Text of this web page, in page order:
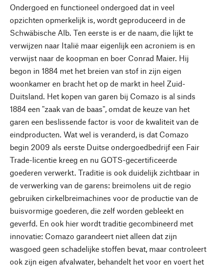
Ondergoed en functioneel ondergoed dat in veel
opzichten opmerkelijk is, wordt geproduceerd in de
Schwäbische Alb. Ten eerste is er de naam, die lijkt te
verwijzen naar Italië maar eigenlijk een acroniem is en
verwijst naar de koopman en boer Conrad Maier. Hij
begon in 1884 met het breien van stof in zijn eigen
woonkamer en bracht het op de markt in heel Zuid-
Duitsland. Het kopen van garen bij Comazo is al sinds
1884 een "zaak van de baas", omdat de keuze van het
garen een beslissende factor is voor de kwaliteit van de
eindproducten. Wat wel is veranderd, is dat Comazo
begin 2009 als eerste Duitse ondergoedbedrijf een Fair
Trade-licentie kreeg en nu GOTS-gecertificeerde
goederen verwerkt. Traditie is ook duidelijk zichtbaar in
de verwerking van de garens: breimolens uit de regio
gebruiken cirkelbreimachines voor de productie van de
buisvormige goederen, die zelf worden gebleekt en
geverfd. En ook hier wordt traditie gecombineerd met
innovatie: Comazo garandeert niet alleen dat zijn
wasgoed geen schadelijke stoffen bevat, maar controleert
ook zijn eigen afvalwater, behandelt het voor en voert het